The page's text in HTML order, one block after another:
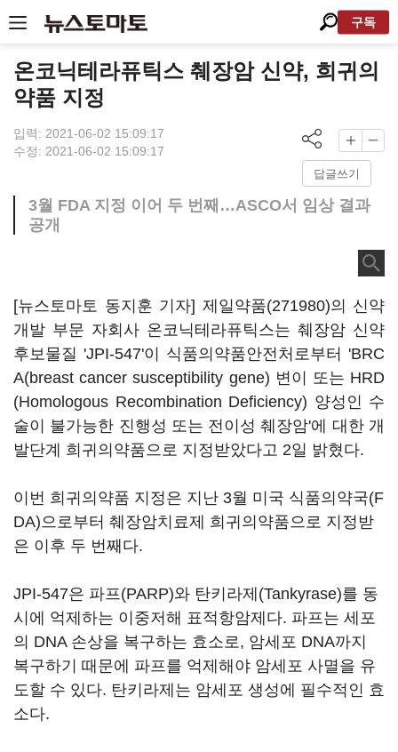
구독
온코닉테라퓨틱스 췌장암 신약, 희귀의
약품 지정
입력: 2021-06-02 15:09:17
수정: 2021-06-02 15:09:17
답글쓰기
3월 FDA 지정 이어 두 번째…ASCO서 임상 결과
공개
[뉴스토마토 동지훈 기자] 제일약품(271980)의 신약
개발 부문 자회사 온코닉테라퓨틱스는 췌장암 신약
후보물질 'JPI-547'이 식품의약품안전처로부터 'BRC
A(breast cancer susceptibility gene) 변이 또는 HRD
(Homologous Recombination Deficiency) 양성인 수
술이 불가능한 진행성 또는 전이성 췌장암'에 대한 개
발단계 희귀의약품으로 지정받았다고 2일 밝혔다.
이번 희귀의약품 지정은 지난 3월 미국 식품의약국(F
DA)으로부터 췌장암치료제 희귀의약품으로 지정받
은 이후 두 번째다.
JPI-547은 파프(PARP)와 탄키라제(Tankyrase)를 동
시에 억제하는 이중저해 표적항암제다. 파프는 세포
의 DNA 손상을 복구하는 효소로, 암세포 DNA까지
복구하기 때문에 파프를 억제해야 암세포 사멸을 유
도할 수 있다. 탄키라제는 암세포 생성에 필수적인 효
소다.